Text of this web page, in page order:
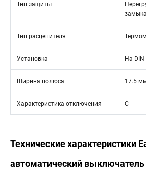
Тип защиты
Тип расцепителя
Установка На
Ширина полюса 17.5
Характеристика отключения C
Технические характеристики
автоматический